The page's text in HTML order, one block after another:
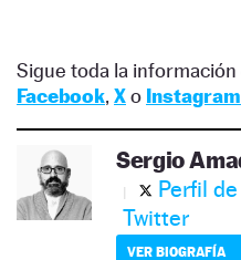
Sigue toda la información
Facebook, Xo Instagram
Sergio
Perfil
Twitter
VER BIOGRAFÍA